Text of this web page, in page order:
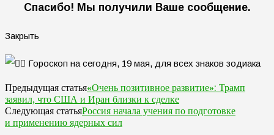
Спасибо! Мы получили Ваше сообщение.
Закрыть
Предыдущая статья«Очень позитивное развитие»: Трамп
заявил, что США и Иран близки к сделке
Следующая статьяРоссия начала учения по подготовке
и применению ядерных сил